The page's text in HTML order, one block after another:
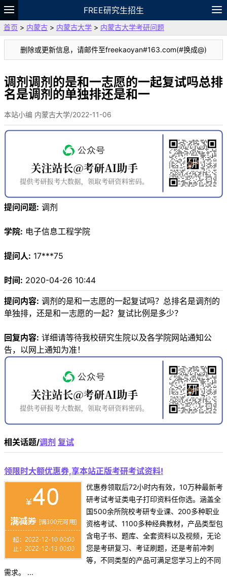
FREE研究生招生
题库
故事 专题 APP 笔记
VIP
资料
首页 > 内蒙古 > 内蒙古大学 > 内蒙古大学考研问题
删除或更新信息，请邮件至freekaoyan#163.com(#换成@)
调剂调剂的是和一志愿的一起复试吗总排
名是调剂的单独排还是和一
本站小编 内蒙古大学/2022-11-06
提问问题: 调剂
学院: 电子信息工程学院
提问人: 17***75
时间: 2020-04-26 10:44
提问内容: 调剂的是和一志愿的一起复试吗？总排名是调剂的
单独排，还是和一志愿的一起？复试比例是多少？
回复内容: 详细请等待我校研究生院以及各学院网站通知公
告，以网上通知为准！
相关话题/调剂 复试
领限时大额优惠券,享本站正版考研考试资料!
优惠券领取后72小时内有效，10万种最新考
研考试考证类电子打印资料任你选。涵盖全
国500余所院校考研专业课、200多种职业
资格考试、1100多种经典教材，产品类型包
含电子书、题库、全套资料以及视频，无论
您是考研复习、考证刷题，还是考前冲刺
等，不同类型的产品可满足您学习上的不同
需求。 ...